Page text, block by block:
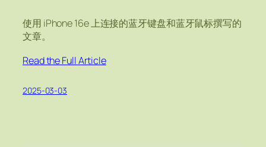
使用 iPhone 16e 上连接的蓝牙键盘和蓝牙鼠标撰写的
文章。
Read the Full Article
2025-03-03